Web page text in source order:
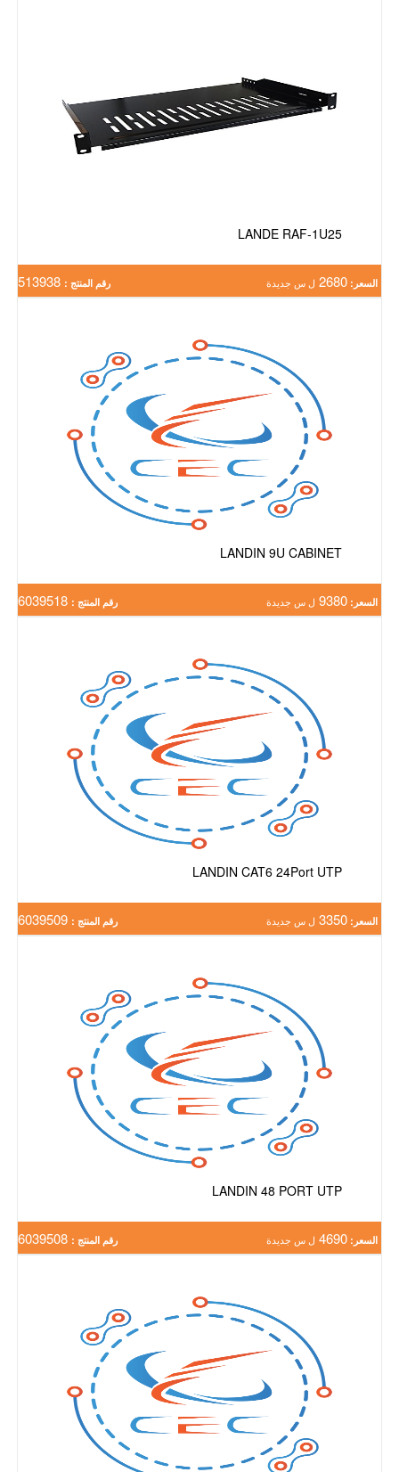
LANDE RAF-1U25
السعر: 2680 ل س جديدة رقم المنتج :
LANDIN 9U CABINET
السعر: 9380 ل س جديدة رقم المنتج :
LANDIN CAT6 24Port UTP
السعر: 3350 ل س جديدة رقم المنتج :
LANDIN 48 PORT UTP
السعر: 4690 ل س جديدة رقم المنتج :